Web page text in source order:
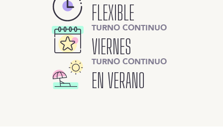
FLEXIBLE
TURNO CONTINUO
VIERNES
TURNO CONTINUO
EN VERANO